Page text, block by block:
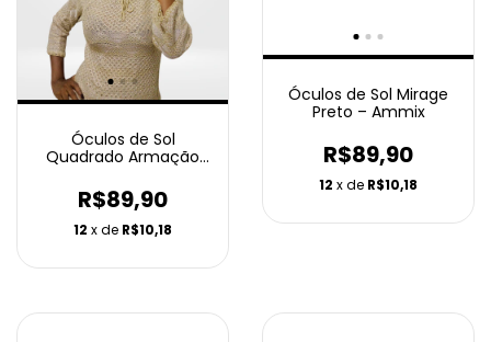
Óculos de Sol
Quadrado Armação
Ammix
R$89,90
12 x de R$10,18
Óculos de Sol Mirage
Preto – Ammix
R$89,90
12 x de R$10,18